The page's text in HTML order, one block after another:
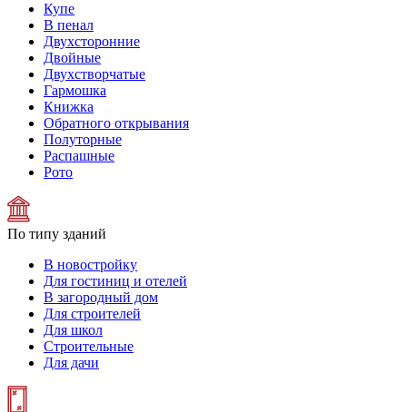
Купе
В пенал
Двухсторонние
Двойные
Двухстворчатые
Гармошка
Книжка
Обратного открывания
Полуторные
Распашные
Рото
По типу зданий
В новостройку
Для гостиниц и отелей
В загородный дом
Для строителей
Для школ
Строительные
Для дачи